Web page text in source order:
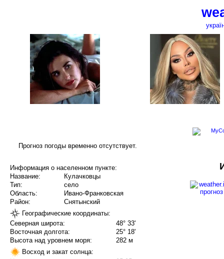
Прогноз погоды временно отсутствует.
Информация о населенном пункте:
Название:
Кулачковцы
Тип:
село
Область:
Ивано-Франковская
Район:
Снятынский
Географические координаты:
Северная широта:
48° 33'
Восточная долгота:
25° 18'
Высота над уровнем моря:
282 м
Восход и закат солнца: